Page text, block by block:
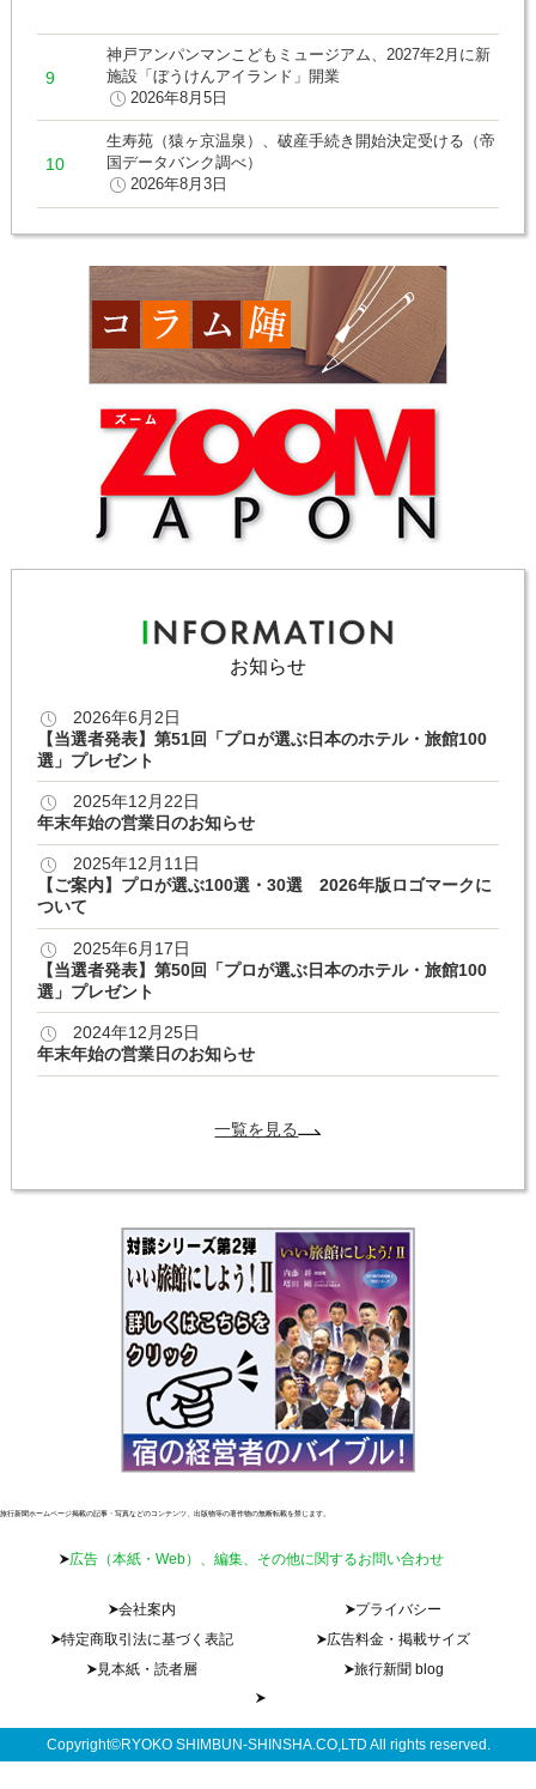
神戸アンパンマンこどもミュージアム、2027年2月に新
施設「ぼうけんアイランド」開業
2026年8月5日
生寿苑（猿ヶ京温泉）、破産手続き開始決定受ける（帝
国データバンク調べ）
2026年8月3日
お知らせ
2026年6月2日
【当選者発表】第51回「プロが選ぶ日本のホテル・旅館100
選」プレゼント
2025年12月22日
年末年始の営業日のお知らせ
2025年12月11日
【ご案内】プロが選ぶ100選・30選 2026年版ロゴマークに
ついて
2025年6月17日
【当選者発表】第50回「プロが選ぶ日本のホテル・旅館100
選」プレゼント
2024年12月25日
年末年始の営業日のお知らせ
一覧を見る
旅行新聞ホームページ掲載の記事・写真などのコンテンツ、出版物等の著作物の無断転載を禁じます。
広告（本紙・Web）、編集、その他に関するお問い合わせ
会社案内
プライバシー
特定商取引法に基づく表記
広告料金・掲載サイズ
見本紙・読者層
旅行新聞 blog
Copyright©RYOKO SHIMBUN-SHINSHA.CO,LTD All rights reserved.